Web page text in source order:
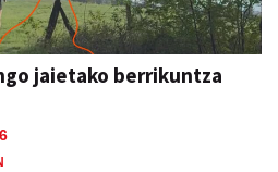
jaietako berrikuntza